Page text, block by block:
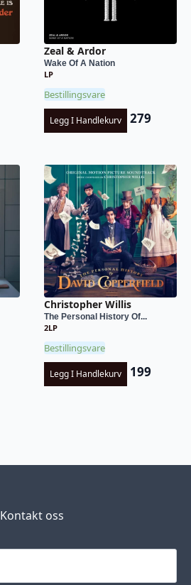
Zeal & Ardor
Wake Of A Nation
LP
Bestillingsvare
Legg I Handlekurv 279
Christopher Willis
The Personal History Of...
2LP
Bestillingsvare
Legg I Handlekurv 199
Kontakt oss